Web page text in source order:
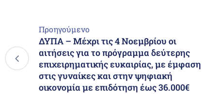
Προηγούμενο
ΔΥΠΑ – Μέχρι τις 4 Νοεμβρίου οι
αιτήσεις για το πρόγραμμα δεύτερης
επιχειρηματικής ευκαιρίας, με έμφαση
στις γυναίκες και στην ψηφιακή
οικονομία με επιδότηση έως 36.000€